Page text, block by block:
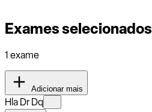
Exames selecionados
1 exame
Adicionar mais
Hla Dr Dq